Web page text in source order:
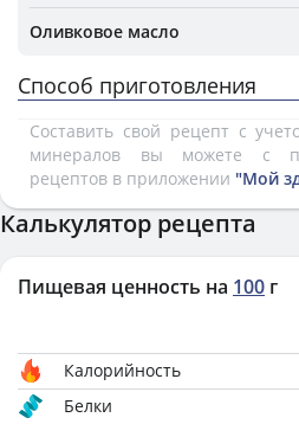
Оливковое масло
Способ приготовления
Составить свой рецепт с
минералов вы можете с
рецептов в приложении "Мой
Калькулятор рецепта
Пищевая ценность на 100 г
Калорийность
Белки